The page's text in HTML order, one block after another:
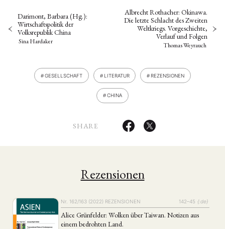
Darimont, Barbara (Hg.):
Wirtschaftspolitik der
Volksrepublik China
Sina Hardaker
Albrecht Rothacher: Okinawa.
Die letzte Schlacht des Zweiten
Weltkriegs. Vorgeschichte,
Verlauf und Folgen
Thomas Weyrauch
GESELLSCHAFT LITERATUR REZENSIONEN
CHINA
SHARE
Rezensionen
Nr. 162/163 (2022) REZENSIONEN 142–45 {:de}
Alice Grünfelder: Wolken über Taiwan. Notizen aus
einem bedrohten Land.